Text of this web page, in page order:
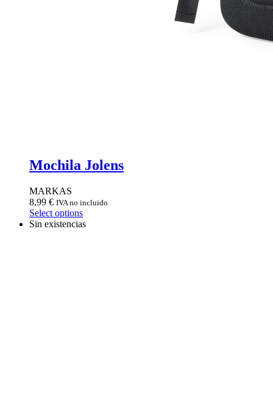
Mochila Jolens
MARKAS
8,99 € IVA no incluido
Select options
Sin existencias